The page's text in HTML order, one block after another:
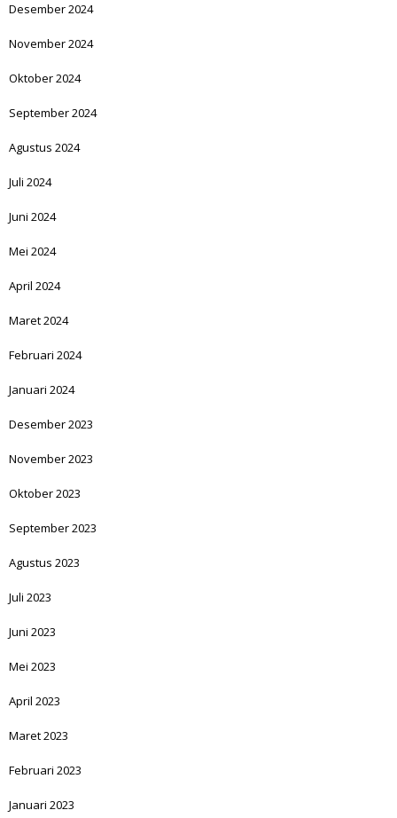
Desember 2024
November 2024
Oktober 2024
September 2024
Agustus 2024
Juli 2024
Juni 2024
Mei 2024
April 2024
Maret 2024
Februari 2024
Januari 2024
Desember 2023
November 2023
Oktober 2023
September 2023
Agustus 2023
Juli 2023
Juni 2023
Mei 2023
April 2023
Maret 2023
Februari 2023
Januari 2023